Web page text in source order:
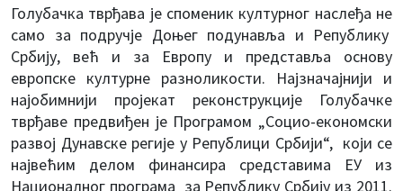
Голубачка тврђава је споменик културног наслеђа не
само за подручје Доњег подунавља и Републику
Србију, већ и за Европу и представља основу
европске културне разноликости. Најзначајнији и
најобимнији пројекат реконструкције Голубачке
тврђаве предвиђен је Програмом „Социо-економски
развој Дунавске регије у Републици Србији“, који се
највећим делом финансира средставима ЕУ из
Националног програма за Републику Србију из 2011.